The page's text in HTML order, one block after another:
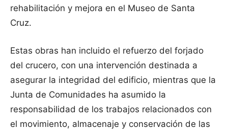
rehabilitación y mejora en el Museo de Santa
Cruz.
Estas obras han incluido el refuerzo del forjado
del crucero, con una intervención destinada a
asegurar la integridad del edificio, mientras que la
Junta de Comunidades ha asumido la
responsabilidad de los trabajos relacionados con
el movimiento, almacenaje y conservación de las